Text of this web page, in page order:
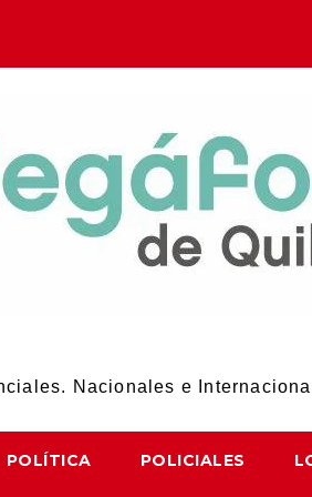
Nacionales e
POLÍTICA POLICIALES